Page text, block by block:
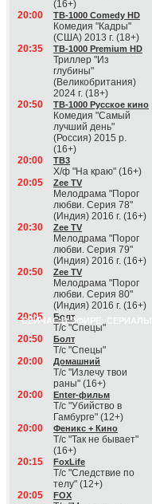
(16+)
20:00
ТВ-1000 Comedy HD
Комедия "Кадры"
(США) 2013 г. (18+)
20:35
ТВ-1000 Premium HD
Триллер "Из
глубины"
(Великобритания)
2024 г. (18+)
20:50
ТВ-1000 Русское кино
Комедия "Самый
лучший день"
(Россия) 2015 р.
(16+)
20:00
ТВ3
Х/ф "На краю" (16+)
20:05
Zee TV
Мелодрама "Порог
любви. Серия 78"
(Индия) 2016 г. (16+)
20:30
Zee TV
Мелодрама "Порог
любви. Серия 79"
(Индия) 2016 г. (16+)
20:50
Zee TV
Мелодрама "Порог
любви. Серия 80"
(Индия) 2016 г. (16+)
СЕЙЧАС В ЭФИРЕ: СЕРИАЛЫ
20:05 Болт
Т/с "Спецы"
20:50
Болт
Т/с "Спецы"
20:00
Домашний
Т/с "Излечу твои
раны" (16+)
20:00
Enter-фильм
Т/с "Убийство в
Гамбурге" (12+)
20:00
Феникс + Кино
Т/с "Так не бывает"
(16+)
20:15
FoxLife
Т/с "Следствие по
телу" (12+)
20:05
FOX